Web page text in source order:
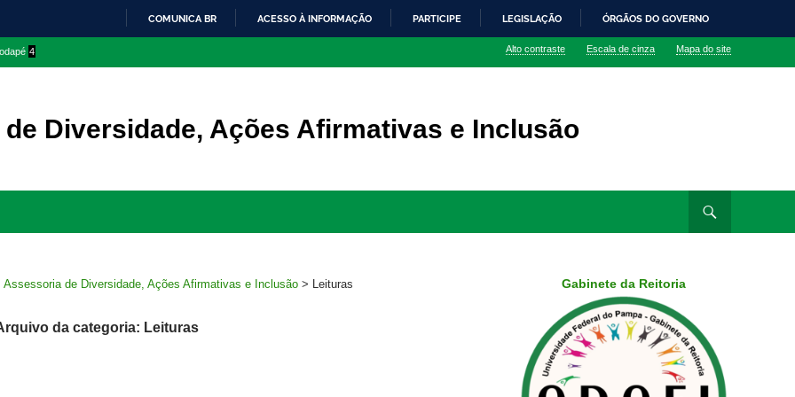
O
COMUNICA BR ACESSO À INFORMAÇÃO PARTICIPE LEGISLAÇÃO ÓRGÃOS DO GOVERNO
4 Alto contraste Escala de cinza Mapa do site
Diversidade, Ações Afirmativas e Inclusão
Assessoria de Diversidade, Ações Afirmativas e Inclusão > Leituras
da categoria: Leituras
Gabinete da Reitoria